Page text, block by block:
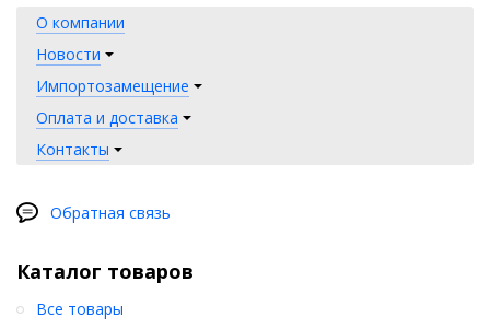
О компании
Новости
Импортозамещение
Оплата и доставка
Контакты
Обратная связь
Каталог товаров
Все товары